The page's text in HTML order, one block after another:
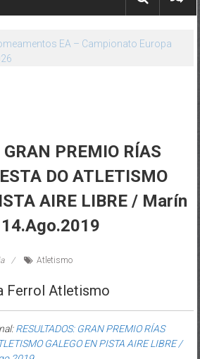
EA – Campionato Europa
GRAN PREMIO RÍAS
DO ATLETISMO
AIRE LIBRE / Marín
Atletismo
Ferrol Atletismo
RESULTADOS: GRAN PREMIO RÍAS
GALEGO EN PISTA AIRE LIBRE /